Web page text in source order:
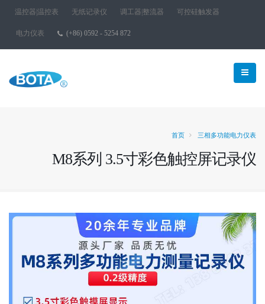
温控器|温控表 无纸记录仪 调工器|整流器 可控硅触发器
电力仪表 (+86) 0592 - 5254 872
首页 三相多功能电力仪表
M8系列 3.5寸彩色触控屏记录仪